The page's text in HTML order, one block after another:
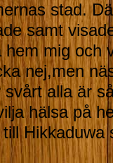
stad.
samt
mig och
nej,men
alla är
hälsa på
Hikkaduwa